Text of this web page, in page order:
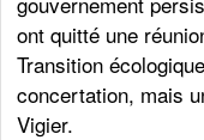
ont quitté une
Transition
concertation, mais
Vigier.